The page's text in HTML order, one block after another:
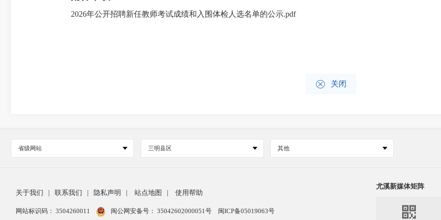
2026年公开招聘新任教师考试成绩和入围体检人选名单的公示.pdf
 关闭
省级网站 三明县区 其他
关于我们 联系我们 隐私声明 站点地图 使用帮助
网站标识码： 3504260011 闽公网安备号： 35042602000051号 闽ICP备05019063号
尤溪新媒体矩阵
